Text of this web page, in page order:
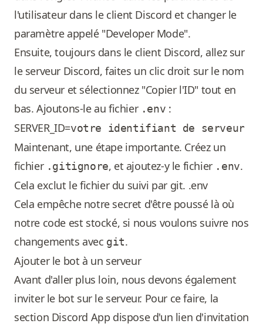
l'utilisateur dans le client Discord et changer le
paramètre appelé "Developer Mode".
Ensuite, toujours dans le client Discord, allez sur
le serveur Discord, faites un clic droit sur le nom
du serveur et sélectionnez "Copier l'ID" tout en
bas. Ajoutons-le au fichier .env :
SERVER_ID=votre identifiant de serveur
Maintenant, une étape importante. Créez un
fichier .gitignore, et ajoutez-y le fichier .env.
Cela exclut le fichier du suivi par git. .env
Cela empêche notre secret d'être poussé là où
notre code est stocké, si nous voulons suivre nos
changements avec git.
Ajouter le bot à un serveur
Avant d'aller plus loin, nous devons également
inviter le bot sur le serveur. Pour ce faire, la
section Discord App dispose d'un lien d'invitation